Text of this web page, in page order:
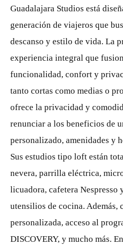
Guadalajara Studios está
generación de viajeros que
descanso y estilo de vida. La
experiencia integral que
funcionalidad, confort y
tanto cortas como medias o
ofrece la privacidad y
renunciar a los beneficios de
personalizado, amenidades y
Sus estudios tipo loft están
nevera, parrilla eléctrica,
licuadora, cafetera Nespresso
utensilios de cocina. Además,
personalizada, acceso al
DISCOVERY, y mucho más.